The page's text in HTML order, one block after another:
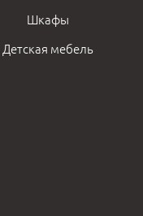
Шкафы
Детская мебель